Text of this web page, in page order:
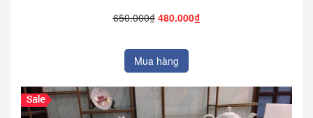
650.000₫ 480.000₫
Mua hàng